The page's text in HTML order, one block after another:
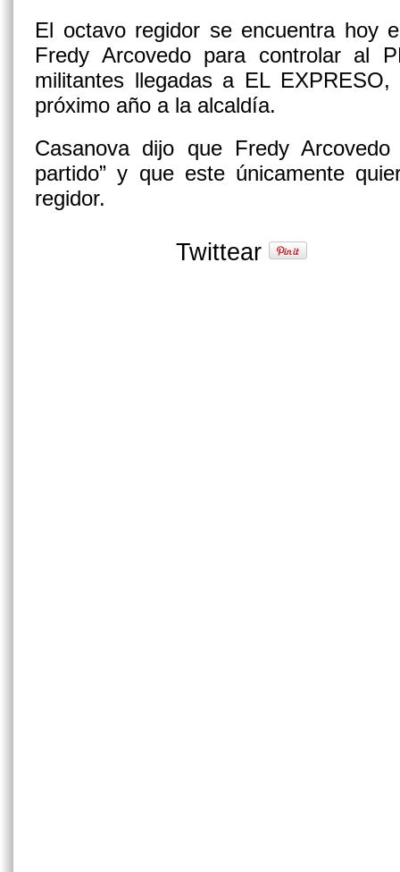
El octavo regidor se encuentra hoy
Fredy Arcovedo para controlar al
militantes llegadas a EL
próximo año a la alcaldía.
Casanova dijo que Fredy
partido” y que este únicamente
regidor.
Twittear